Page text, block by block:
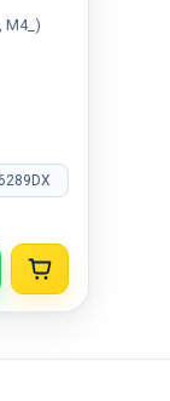
M4_)